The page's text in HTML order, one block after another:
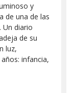
y
de una de las
Un diario
de su
luz,
infancia,